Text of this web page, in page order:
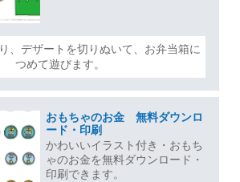
、デザートを切りぬいて、お弁当箱に
つめて遊びます。
おもちゃのお金 無料ダウンロ
ード・印刷
かわいいイラスト付き・おもち
ゃのお金を無料ダウンロード・
印刷できます。